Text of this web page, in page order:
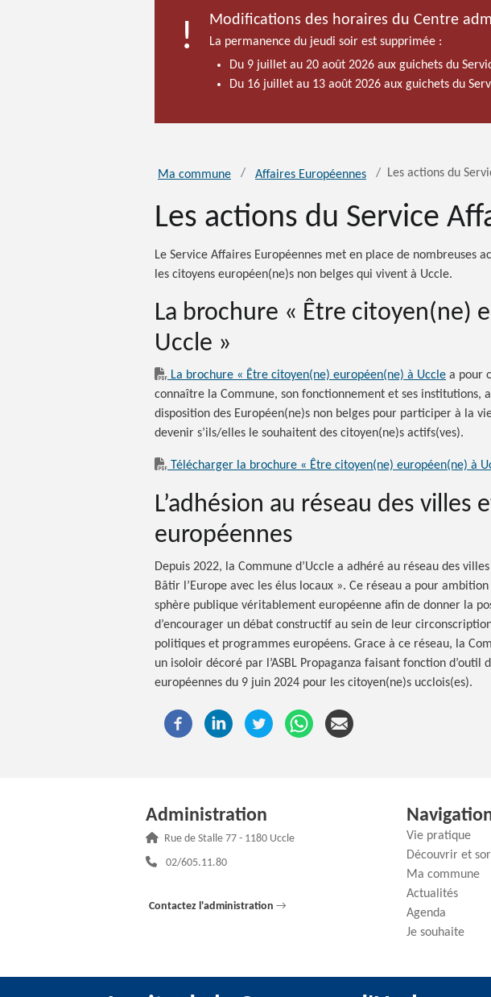
Modifications des horaires du Centre
La permanence du jeudi soir est supprimée :
Du 9 juillet au 20 août 2026 aux guichets du
Du 16 juillet au 13 août 2026 aux guichets du
Ma commune Affaires Européennes Les actions du
Les actions du Service
Le Service Affaires Européennes met en place de nombreuses
les citoyens européen(ne)s non belges qui vivent à Uccle.
La brochure « Être citoyen(ne)
Uccle »
La brochure « Être citoyen(ne) européen(ne) à Uccle a pour
connaître la Commune, son fonctionnement et ses institutions,
disposition des Européen(ne)s non belges pour participer à la
devenir s’ils/elles le souhaitent des citoyen(ne)s actifs(ves).
Télécharger la brochure « Être citoyen(ne) européen(ne) à
L’adhésion au réseau des villes
européennes
Depuis 2022, la Commune d’Uccle a adhéré au réseau des
Bâtir l’Europe avec les élus locaux ». Ce réseau a pour
sphère publique véritablement européenne afin de donner la
d’encourager un débat constructif au sein de leur
politiques et programmes européens. Grace à ce réseau, la
un isoloir décoré par l’ASBL Propaganza faisant fonction d’outil
européennes du 9 juin 2024 pour les citoyen(ne)s ucclois(es).
Administration
Adresse :
Rue de Stalle 77 - 1180 Uccle
Téléphone :
02/605.11.80
Contactez l'administration →
Vie pratique
Découvrir et
Ma commune
Actualités
Agenda
Je souhaite